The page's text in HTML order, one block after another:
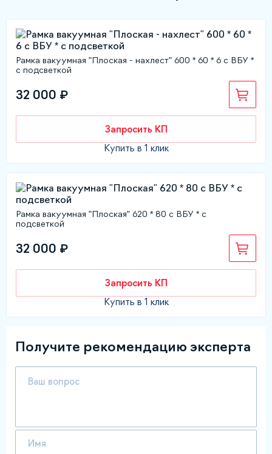
Рамка вакуумная "Плоская - нахлест" 600 * 60 * 6 с ВБУ *
с подсветкой
32 000 ₽
Запросить КП
Купить в 1 клик
Рамка вакуумная "Плоская" 620 * 80 с ВБУ * с
подсветкой
32 000 ₽
Запросить КП
Купить в 1 клик
Получите рекомендацию эксперта